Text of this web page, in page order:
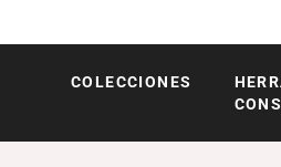
RöshultsCOLECCIONES